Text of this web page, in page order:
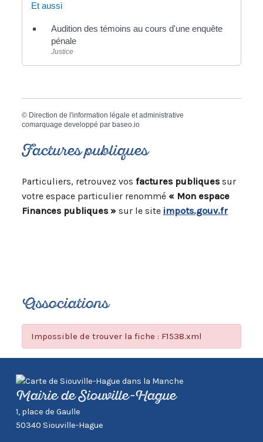
Et aussi
Audition des témoins au cours d'une enquête
pénale
Justice
© Direction de l'information légale et administrative
comarquage developpé par baseo.io
Factures publiques
Particuliers, retrouvez vos factures publiquessur
votre espace particulier renommé « Mon espace
Finances publiques »sur le site impots.gouv.fr
Associations
Impossible de trouver la fiche : F1538.xml
Mairie de Siouville-Hague
1, place de Gaulle
50340 Siouville-Hague